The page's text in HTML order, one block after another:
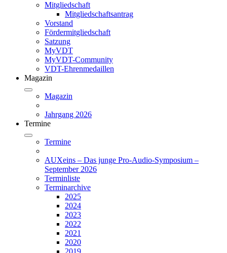
Mitgliedschaft
Mitgliedschaftsantrag
Vorstand
Fördermitgliedschaft
Satzung
MyVDT
MyVDT-Community
VDT-Ehrenmedaillen
Magazin
Magazin
Jahrgang 2026
Termine
Termine
AUXeins – Das junge Pro-Audio-Symposium –
September 2026
Terminliste
Terminarchive
2025
2024
2023
2022
2021
2020